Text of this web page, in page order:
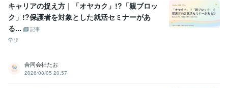
キャリアの捉え方｜「オヤカク」!?「親ブロッ
ク」!?保護者を対象とした就活セミナーがあ
る...
記事
学び
合同会社たお
2026/08/05 20:57